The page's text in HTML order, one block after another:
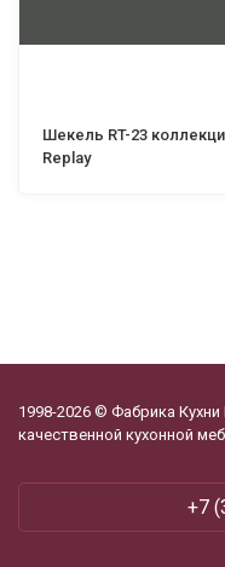
Шекель RT-23
Replay
1998-2026 © Фабрика
качественной кухонной
+7